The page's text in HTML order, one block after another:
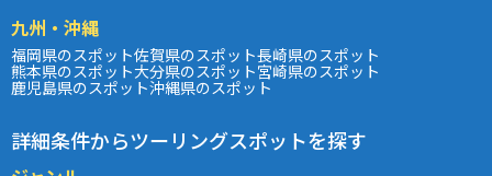
九州・沖縄
福岡県のスポット佐賀県のスポット長崎県のスポット
熊本県のスポット大分県のスポット宮崎県のスポット
鹿児島県のスポット沖縄県のスポット
詳細条件からツーリングスポットを探す